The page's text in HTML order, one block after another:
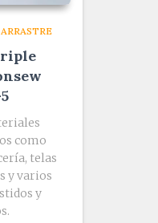
como
telas
y varios
y